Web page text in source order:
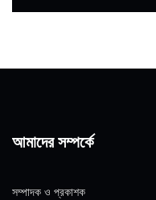
আমাদের সম্পর্কে
সম্পাদক ও প্রকাশক